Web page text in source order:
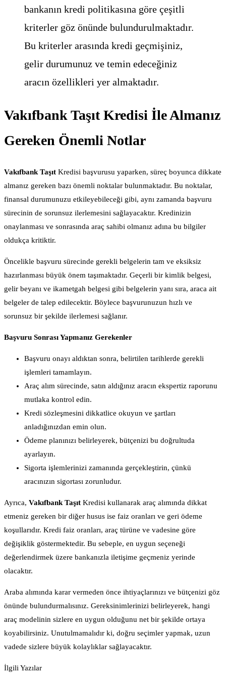
bankanın kredi politikasına göre çeşitli
kriterler göz önünde bulundurulmaktadır.
Bu kriterler arasında kredi geçmişiniz,
gelir durumunuz ve temin edeceğiniz
aracın özellikleri yer almaktadır.
Vakıfbank Taşıt Kredisi İle Almanız
Gereken Önemli Notlar
Vakıfbank Taşıt Kredisi başvurusu yaparken, süreç boyunca dikkate
almanız gereken bazı önemli noktalar bulunmaktadır. Bu noktalar,
finansal durumunuzu etkileyebileceği gibi, aynı zamanda başvuru
sürecinin de sorunsuz ilerlemesini sağlayacaktır. Kredinizin
onaylanması ve sonrasında araç sahibi olmanız adına bu bilgiler
oldukça kritiktir.
Öncelikle başvuru sürecinde gerekli belgelerin tam ve eksiksiz
hazırlanması büyük önem taşımaktadır. Geçerli bir kimlik belgesi,
gelir beyanı ve ikametgah belgesi gibi belgelerin yanı sıra, araca ait
belgeler de talep edilecektir. Böylece başvurunuzun hızlı ve
sorunsuz bir şekilde ilerlemesi sağlanır.
Başvuru Sonrası Yapmanız Gerekenler
Başvuru onayı aldıktan sonra, belirtilen tarihlerde gerekli
işlemleri tamamlayın.
Araç alım sürecinde, satın aldığınız aracın ekspertiz raporunu
mutlaka kontrol edin.
Kredi sözleşmesini dikkatlice okuyun ve şartları
anladığınızdan emin olun.
Ödeme planınızı belirleyerek, bütçenizi bu doğrultuda
ayarlayın.
Sigorta işlemlerinizi zamanında gerçekleştirin, çünkü
aracınızın sigortası zorunludur.
Ayrıca, Vakıfbank Taşıt Kredisi kullanarak araç alımında dikkat
etmeniz gereken bir diğer husus ise faiz oranları ve geri ödeme
koşullarıdır. Kredi faiz oranları, araç türüne ve vadesine göre
değişiklik göstermektedir. Bu sebeple, en uygun seçeneği
değerlendirmek üzere bankanızla iletişime geçmeniz yerinde
olacaktır.
Araba alımında karar vermeden önce ihtiyaçlarınızı ve bütçenizi göz
önünde bulundurmalısınız. Gereksinimlerinizi belirleyerek, hangi
araç modelinin sizlere en uygun olduğunu net bir şekilde ortaya
koyabilirsiniz. Unutulmamalıdır ki, doğru seçimler yapmak, uzun
vadede sizlere büyük kolaylıklar sağlayacaktır.
İlgili Yazılar